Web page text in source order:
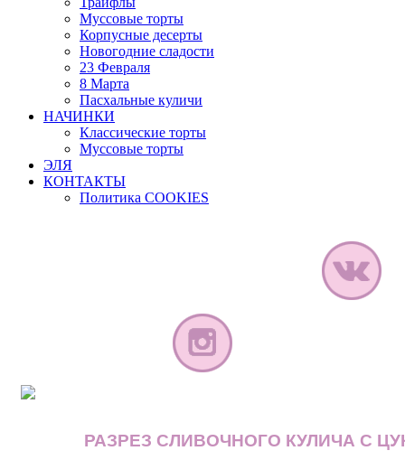
Муссовые торты
Корпусные десерты
Новогодние сладости
23 Февраля
8 Марта
Пасхальные куличи
НАЧИНКИ
Классические торты
Муссовые торты
ЭЛЯ
КОНТАКТЫ
Политика COOKIES
РАЗРЕЗ СЛИВОЧНОГО КУЛИЧА С